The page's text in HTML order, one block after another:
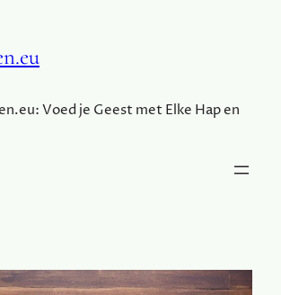
Voed je Geest met Elke Hap en